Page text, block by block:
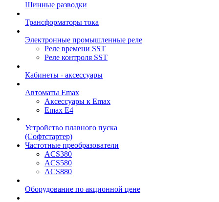
Шинные разводки
Трансформаторы тока
Электронные промышленные реле
Реле времени SST
Реле контроля SST
Кабинеты - аксессуары
Автоматы Emax
Аксессуары к Emax
Emax E4
Устройство плавного пуска
(Софтстартер)
Частотные преобразователи
ACS380
ACS580
ACS880
Оборудование по акционной цене